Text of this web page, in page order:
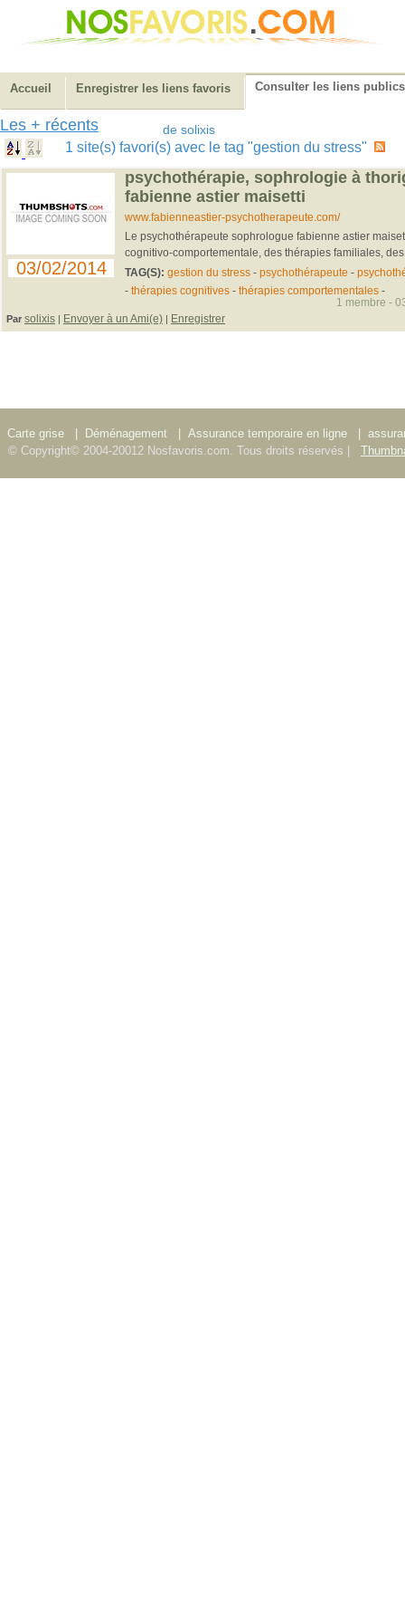
Accueil Enregistrer les liens favoris Consulter les liens publics
Les + récents de solixis
1 site(s) favori(s) avec le tag "gestion du stress"
03/02/2014
psychothérapie, sophrologie à
fabienne astier maisetti
www.fabienneastier-psychotherapeute.com/
Le psychothérapeute sophrologue fabienne astier
cognitivo-comportementale, des thérapies familiales,
TAG(S): gestion du stress- psychothérapeute -
- thérapies cognitives- thérapies comportementales-
Par solixis | Envoyer à un Ami(e) | Enregistrer
1 membre -
Carte grise Déménagement Assurance temporaire en ligne
© Copyright© 2004-20012 Nosfavoris.com. Tous droits réservés |